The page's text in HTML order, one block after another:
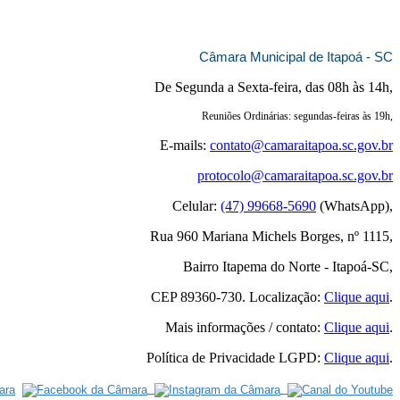
Câmara Municipal de Itapoá - SC
De Segunda a Sexta-feira, das 08h às 14h,
Reuniões Ordinárias: segundas-feiras às 19h,
E-mails: contato@camaraitapoa.sc.gov.br
protocolo@camaraitapoa.sc.gov.br
Celular: (47) 99668-5690 (WhatsApp),
Rua 960 Mariana Michels Borges, nº 1115,
Bairro Itapema do Norte - Itapoá-SC,
CEP 89360-730. Localização: Clique aqui.
Mais informações / contato: Clique aqui.
Política de Privacidade LGPD: Clique aqui.